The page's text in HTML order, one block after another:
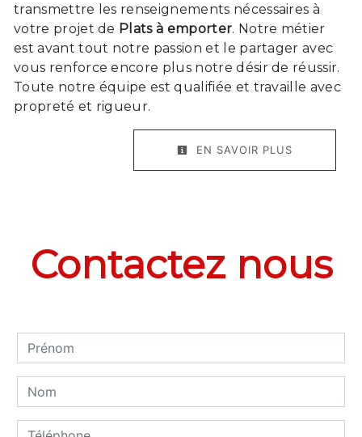
transmettre les renseignements nécessaires à
votre projet de Plats à emporter. Notre métier
est avant tout notre passion et le partager avec
vous renforce encore plus notre désir de réussir.
Toute notre équipe est qualifiée et travaille avec
propreté et rigueur.
EN SAVOIR PLUS
Contactez nous